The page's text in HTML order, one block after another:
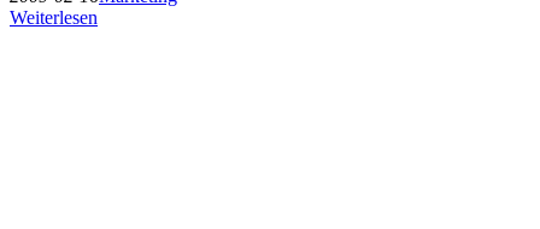
Weiterlesen